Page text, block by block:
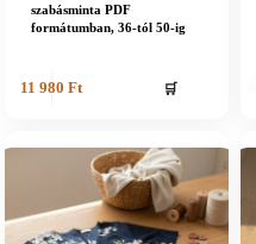
szabásminta PDF
formátumban, 36-tól 50-ig
11 980Ft 🛒